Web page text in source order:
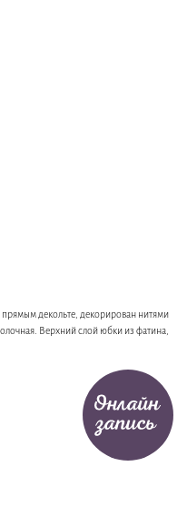
прямым декольте, декорирован нитями
Верхний слой юбки из фатина,